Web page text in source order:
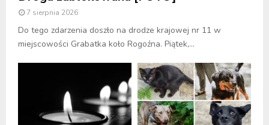
7 sierpnia 2026
Do tego zdarzenia doszło na drodze krajowej nr 11 w
miejscowości Grabatka koło Rogoźna. Piątek,...